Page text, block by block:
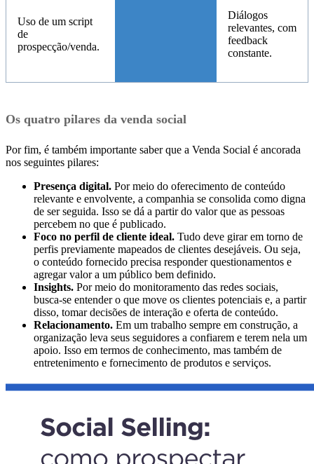
Uso de um script
de
prospecção/venda.
Diálogos
relevantes, com
feedback
constante.
Os quatro pilares da venda social
Por fim, é também importante saber que a Venda Social é ancorada
nos seguintes pilares:
Presença digital. Por meio do oferecimento de conteúdo
relevante e envolvente, a companhia se consolida como digna
de ser seguida. Isso se dá a partir do valor que as pessoas
percebem no que é publicado.
Foco no perfil de cliente ideal. Tudo deve girar em torno de
perfis previamente mapeados de clientes desejáveis. Ou seja,
o conteúdo fornecido precisa responder questionamentos e
agregar valor a um público bem definido.
Insights. Por meio do monitoramento das redes sociais,
busca-se entender o que move os clientes potenciais e, a partir
disso, tomar decisões de interação e oferta de conteúdo.
Relacionamento. Em um trabalho sempre em construção, a
organização leva seus seguidores a confiarem e terem nela um
apoio. Isso em termos de conhecimento, mas também de
entretenimento e fornecimento de produtos e serviços.